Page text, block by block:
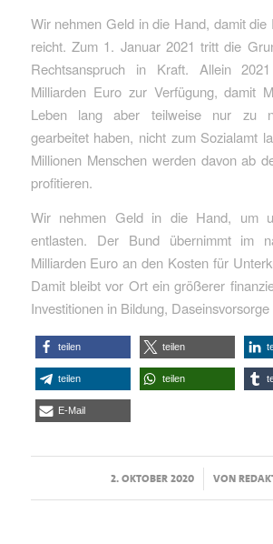
Wir nehmen Geld in die Hand, damit die
reicht. Zum 1. Januar 2021 tritt die
Rechtsanspruch in Kraft. Allein
Milliarden Euro zur Verfügung, damit
Leben lang aber teilweise nur zu
gearbeitet haben, nicht zum Sozialamt
Millionen Menschen werden davon ab
profitieren.
Wir nehmen Geld in die Hand, um
entlasten. Der Bund übernimmt im
Milliarden Euro an den Kosten für
Damit bleibt vor Ort ein größerer
Investitionen in Bildung, Daseinsvorsorge
teilen teilen
teilen teilen
E-Mail
2. OKTOBER 2020
/ VON